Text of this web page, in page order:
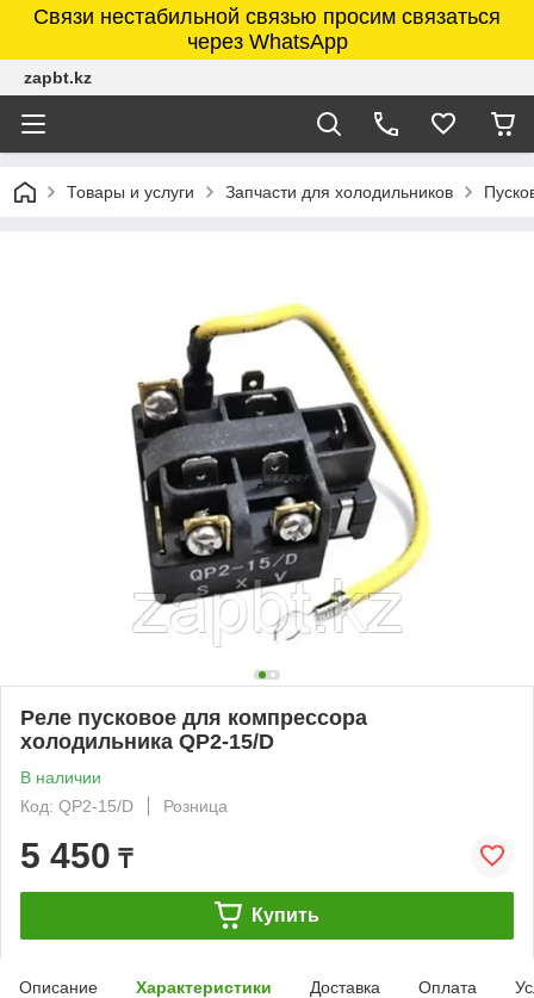
Связи нестабильной связью просим связаться
через WhatsApp
zapbt.kz
Товары и услуги Запчасти для холодильников
Реле пусковое для компрессора
холодильника QP2-15/D
В наличии
Код: QP2-15/D
Розница
5 450 ₸
Купить
Описание Характеристики Доставка Оплата